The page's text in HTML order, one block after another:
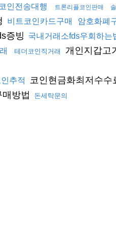
인전송대행 트론리플코인판매
비트코인카드구매 암호화폐
증빙 국내거래소fds우회하는
테더코인직거래 개인지갑고
추적 코인현금화최저수수
방법 돈세탁문의